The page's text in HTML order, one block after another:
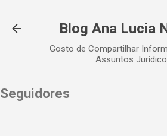
Blog Ana Lucia
Gosto de Compartilhar
Assuntos
Seguidores